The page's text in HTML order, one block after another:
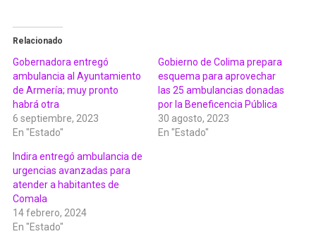
Relacionado
Gobernadora entregó
ambulancia al Ayuntamiento
de Armería; muy pronto
habrá otra
6 septiembre, 2023
En "Estado"
Gobierno de Colima prepara
esquema para aprovechar
las 25 ambulancias donadas
por la Beneficencia Pública
30 agosto, 2023
En "Estado"
Indira entregó ambulancia de
urgencias avanzadas para
atender a habitantes de
Comala
14 febrero, 2024
En "Estado"